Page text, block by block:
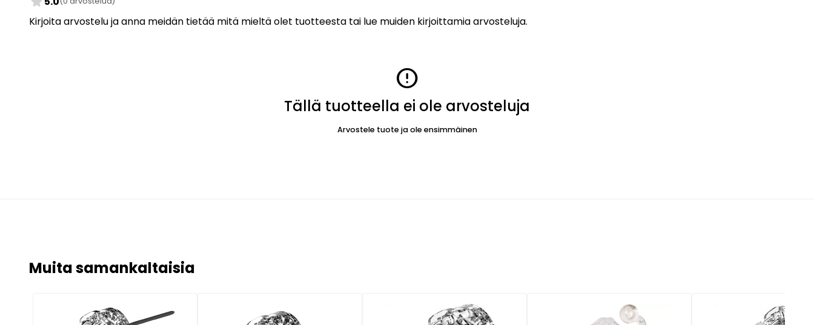
Kirjoita arvostelu ja anna meidän tietää mitä mieltä olet tuotteesta tai lue muiden kirjoittamia arvosteluja.
error
Tällä tuotteella ei ole arvosteluja
Arvostele tuote ja ole ensimmäinen
Muita samankaltaisia